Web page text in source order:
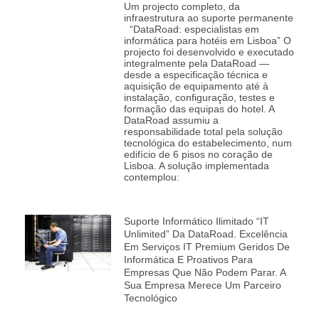
Um projecto completo, da
infraestrutura ao suporte permanente
“DataRoad: especialistas em
informática para hotéis em Lisboa” O
projecto foi desenvolvido e executado
integralmente pela DataRoad —
desde a especificação técnica e
aquisição de equipamento até à
instalação, configuração, testes e
formação das equipas do hotel. A
DataRoad assumiu a
responsabilidade total pela solução
tecnológica do estabelecimento, num
edifício de 6 pisos no coração de
Lisboa. A solução implementada
contemplou:
Suporte Informático Ilimitado “IT
Unlimited” Da DataRoad. Excelência
Em Serviços IT Premium Geridos De
Informática E Proativos Para
Empresas Que Não Podem Parar. A
Sua Empresa Merece Um Parceiro
Tecnológico